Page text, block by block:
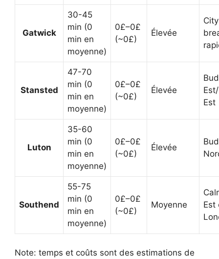
Gatwick
30-45
min (0
min en
moyenne)
0£–0£
(~0£)
Élevée
Stansted
47-70
min (0
min en
moyenne)
0£–0£
(~0£)
Élevée
Est
Luton
35-60
min (0
min en
moyenne)
0£–0£
(~0£)
Élevée
Southend
55-75
min (0
min en
moyenne)
0£–0£
(~0£)
Moyenne
Est
Note: temps et coûts sont des estimations de